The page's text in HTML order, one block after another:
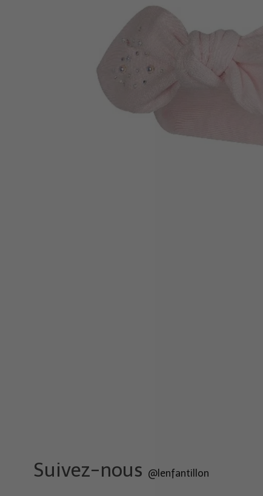
Suivez-nous @lenfantillon